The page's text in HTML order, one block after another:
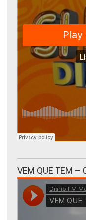
VEM QUE TEM –